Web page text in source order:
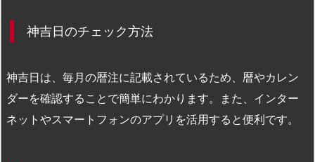
神吉日のチェック方法
神吉日は、毎月の暦注に記載されているため、暦やカレン
ダーを確認することで簡単にわかります。また、インター
ネットやスマートフォンのアプリを活用すると便利です。